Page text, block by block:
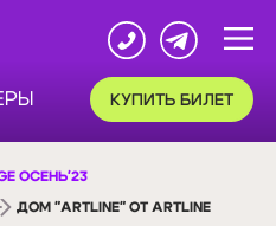
КУПИТЬ БИЛЕТ
ОСЕНЬ'23
ДОМ "ARTLINE" ОТ ARTLINE